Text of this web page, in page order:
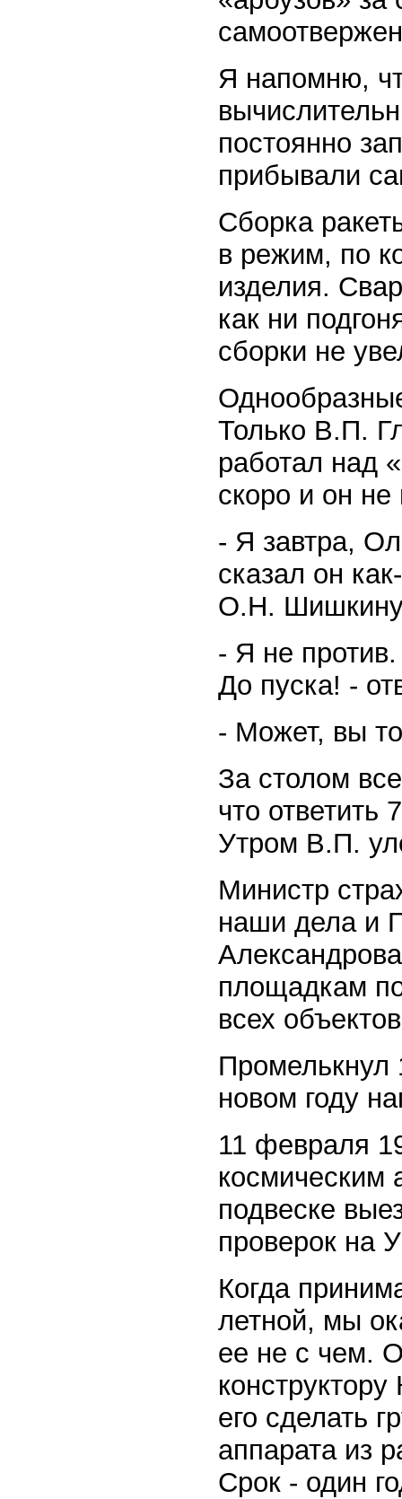
Я напомню,
постоянно
прибывали
Сборка
в режим, по
изделия.
как ни
сборки не
Только В.П.
работал над
скоро и он
- Я завтра,
сказал он
О.Н.
- Я не
До пуска! -
- Может, вы
За столом
что ответить
Утром В.П.
Министр
наши дела и
площадкам
всех
Промелькнул
новом году
11 февраля
космическим
подвеске
проверок на
Когда
летной, мы
ее не с чем.
его сделать
аппарата из
Срок - один